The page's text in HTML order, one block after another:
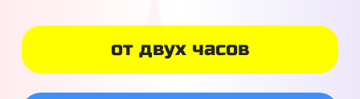
от двух часов